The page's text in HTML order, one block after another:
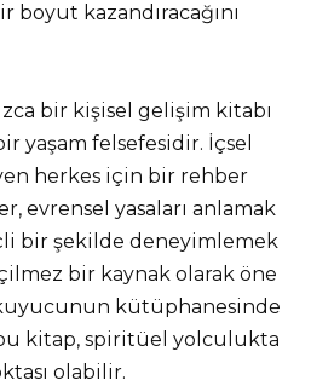
boyut kazandıracağını
bir kişisel gelişim kitabı
yaşam felsefesidir. İçsel
herkes için bir rehber
evrensel yasaları anlamak
bir şekilde deneyimlemek
bir kaynak olarak öne
kütüphanesinde
kitap, spiritüel yolculukta
olabilir.